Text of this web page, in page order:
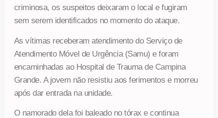
criminosa, os suspeitos deixaram o local e fugiram
sem serem identificados no momento do ataque.
As vítimas receberam atendimento do Serviço de
Atendimento Móvel de Urgência (Samu) e foram
encaminhadas ao Hospital de Trauma de Campina
Grande. A jovem não resistiu aos ferimentos e morreu
após dar entrada na unidade.
O namorado dela foi baleado no tórax e continua